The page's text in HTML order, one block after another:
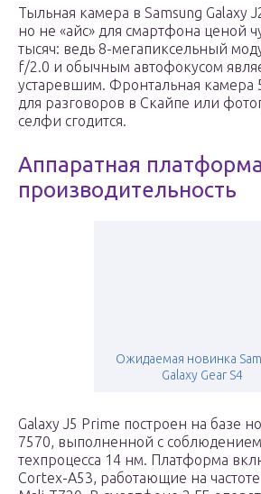
Тыльная камера в Samsung Galaxy
но не «айс» для смартфона ценой
тысяч: ведь 8-мегапиксельный
f/2.0 и обычным автофокусом
устаревшим. Фронтальная камера
для разговоров в Скайпе или
селфи сгодится.
Аппаратная
производительность
Ожидаемая новинка
Galaxy Gear S4
Galaxy J5 Prime построен на базе
7570, выполненной с
техпроцесса 14 нм. Платформа
Cortex-A53, работающие на